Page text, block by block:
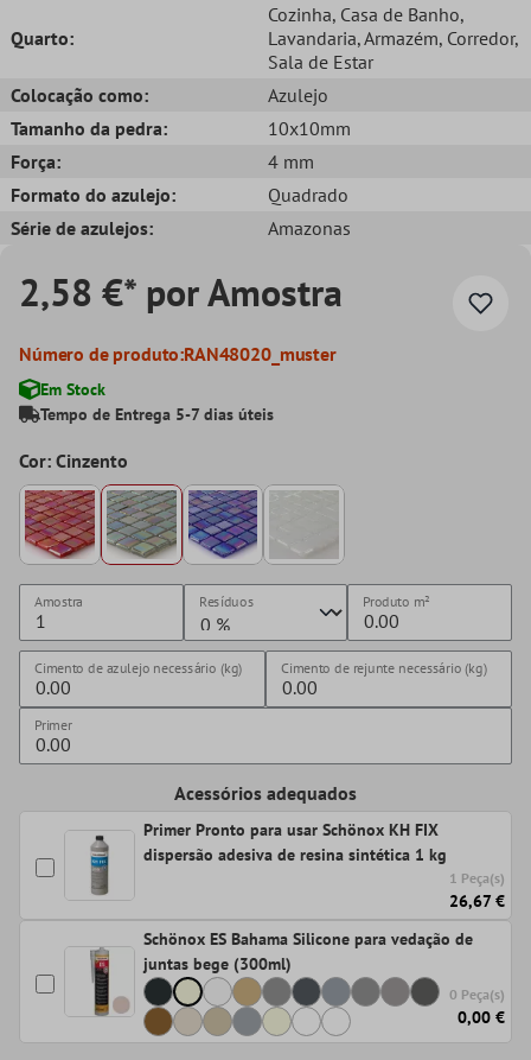
Quarto:
Cozinha, Casa de Banho,
Lavandaria, Armazém, Corredor,
Sala de Estar
Colocação como:
Azulejo
Tamanho da pedra:
10x10mm
Força:
4 mm
Formato do azulejo:
Quadrado
Série de azulejos:
Amazonas
2,58 €* por Amostra
Número de produto:RAN48020_muster
Em Stock
Tempo de Entrega 5-7 dias úteis
Cor: Cinzento
Amostra Resíduos Produto m²
Cimento de azulejo necessário (kg) Cimento de rejunte necessário (kg)
Primer
Acessórios adequados
Primer Pronto para usar Schönox KH FIX
dispersão adesiva de resina sintética 1 kg
1 Peça(s)
26,67 €
Schönox ES Bahama Silicone para vedação de
juntas bege (300ml)
0 Peça(s)
0,00 €